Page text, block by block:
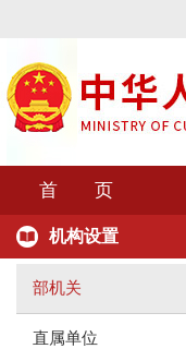
首 页
机构设置
部机关
直属单位